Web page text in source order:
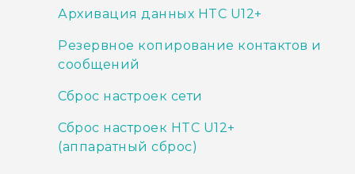
ПОДДЕРЖКА
Архивация данных HTC U12+‍
Резервное копирование контактов и
сообщений
Сброс настроек сети
Сброс настроек HTC U12+‍
(аппаратный сброс)